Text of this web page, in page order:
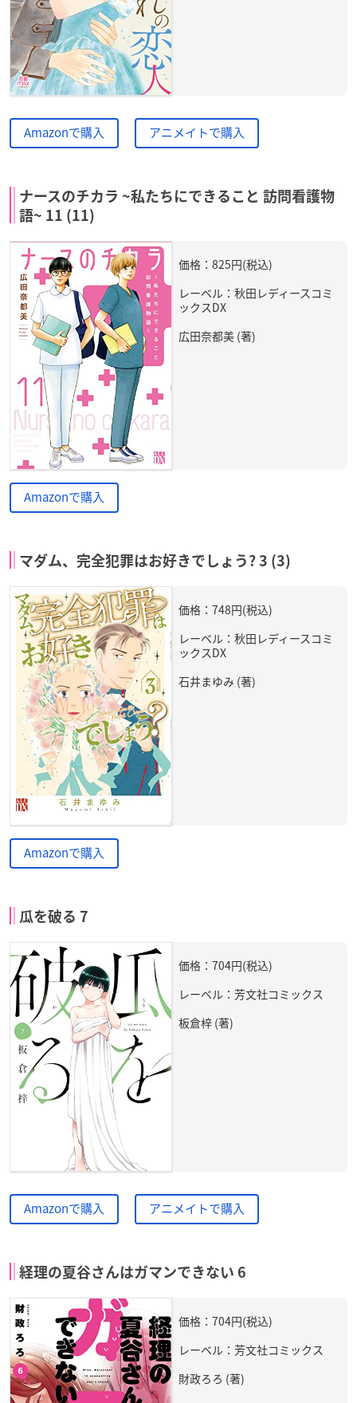
Amazonで購入 アニメイトで購入
ナースのチカラ ~私たちにできること 訪問看護物
語~ 11 (11)
価格：825円(税込)
レーベル：秋田レディースコミ
ックスDX
広田奈都美 (著)
Amazonで購入
マダム、完全犯罪はお好きでしょう? 3 (3)
価格：748円(税込)
レーベル：秋田レディースコミ
ックスDX
石井まゆみ (著)
Amazonで購入
瓜を破る 7
価格：704円(税込)
レーベル：芳文社コミックス
板倉梓 (著)
Amazonで購入 アニメイトで購入
経理の夏谷さんはガマンできない 6
価格：704円(税込)
レーベル：芳文社コミックス
財政ろろ (著)